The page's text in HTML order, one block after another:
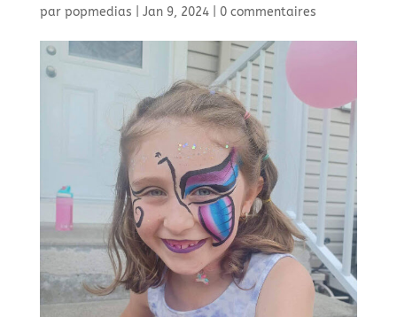
par popmedias Jan 9, 2024| 0 commentaires